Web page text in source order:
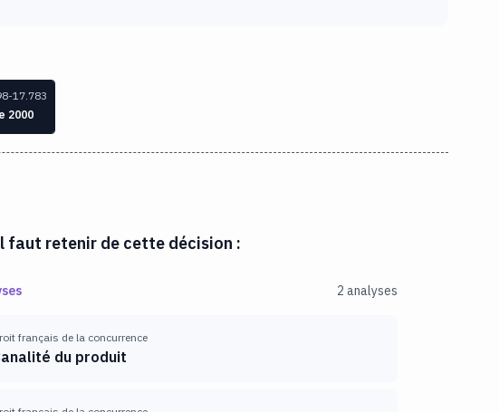
17.783
2000
faut retenir de cette décision :
2 analyses
français de la concurrence
du produit